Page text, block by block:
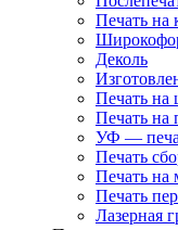
Печать на
Деколь
Печать на
Печать на
УФ —
Печать
Печать на
Печать
Лазерная